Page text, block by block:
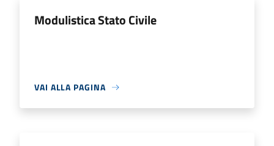
Modulistica Stato Civile
VAI ALLA PAGINA